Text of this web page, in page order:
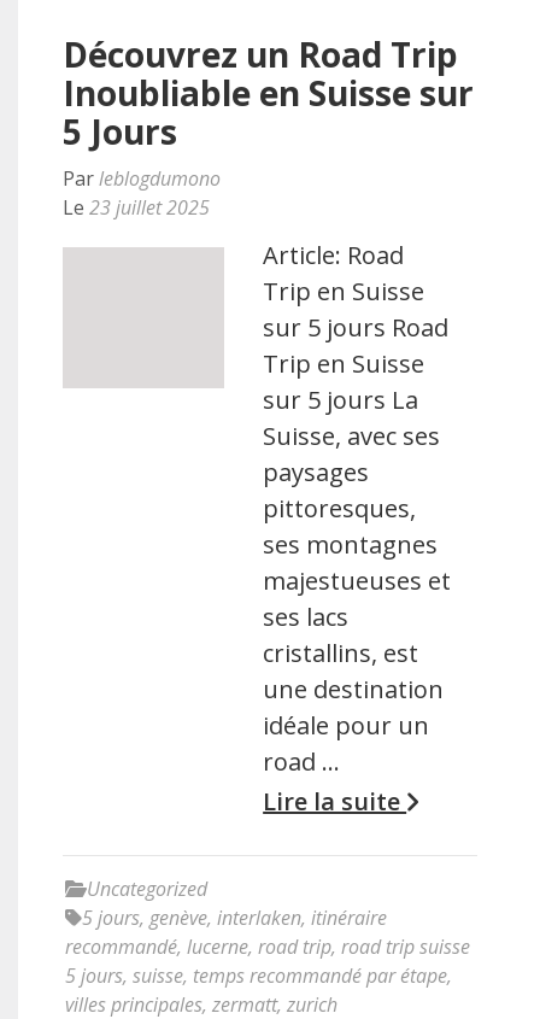
Découvrez un Road Trip
Inoubliable en Suisse sur
5 Jours
Parleblogdumono
Le 23 juillet 2025
Article: Road
Trip en Suisse
sur 5 jours Road
Trip en Suisse
sur 5 jours La
Suisse, avec ses
paysages
pittoresques,
ses montagnes
majestueuses et
ses lacs
cristallins, est
une destination
idéale pour un
road …
Lire la suite
Uncategorized
5 jours, genève, interlaken, itinéraire
recommandé, lucerne, road trip, road trip suisse
5 jours, suisse, temps recommandé par étape,
villes principales, zermatt, zurich